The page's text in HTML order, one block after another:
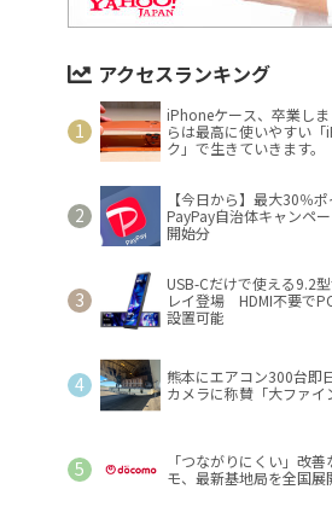
アクセスランキング
iPhoneケース、卒業し
らは最高に使いやすい「
ク」で生きていきます。
【今日から】最大30％
PayPay自治体キャンペ
開始分
USB-Cだけで使える9.2
レイ登場 HDMI不要で
設置可能
熊本にエアコン300台即
カメラに称賛「大ファイ
「つながりにくい」改
モ、最新基地局を全国展